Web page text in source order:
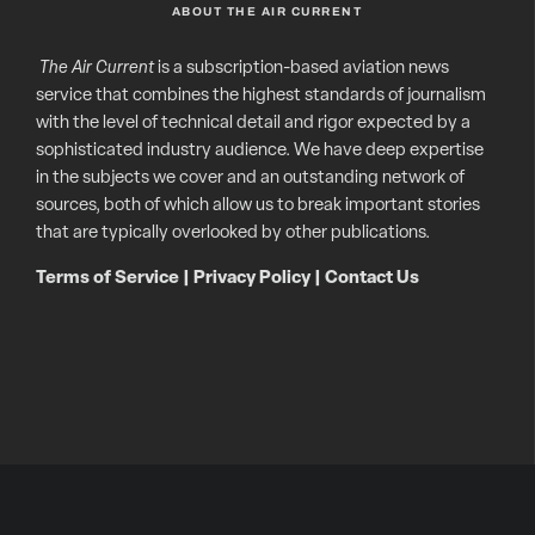
ABOUT THE AIR CURRENT
The Air Currentis a subscription-based aviation news
service that combines the highest standards of journalism
with the level of technical detail and rigor expected by a
sophisticated industry audience. We have deep expertise
in the subjects we cover and an outstanding network of
sources, both of which allow us to break important stories
that are typically overlooked by other publications.
Terms of Service Privacy Policy| Contact Us